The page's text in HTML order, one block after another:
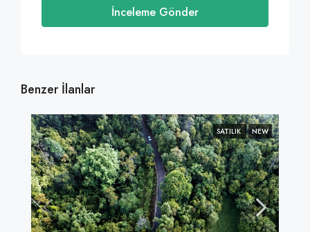
İnceleme Gönder
Benzer İlanlar
SATILIK NEW